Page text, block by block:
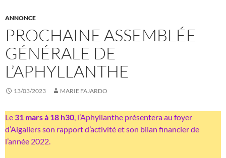
ANNONCE
PROCHAINE ASSEMBLÉE
GÉNÉRALE DE
L’APHYLLANTHE
13/03/2023 MARIE FAJARDO
Le 31 mars à 18 h30, l’Aphyllanthe présentera au foyer
d’Aigaliers son rapport d’activité et son bilan financier de
l’année 2022.